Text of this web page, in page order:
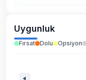
Uygunluk
Fırsat Dolu Opsiyon